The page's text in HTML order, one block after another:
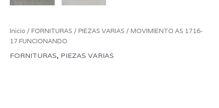
Inicio / FORNITURAS / PIEZAS VARIAS / MOVIMIENTO AS 1716-
17 FUNCIONANDO
FORNITURAS, PIEZAS VARIAS